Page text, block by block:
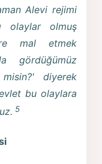
Alevi rejimi
olaylar olmuş
mal etmek
gördüğümüz
diyerek
bu olaylara
5